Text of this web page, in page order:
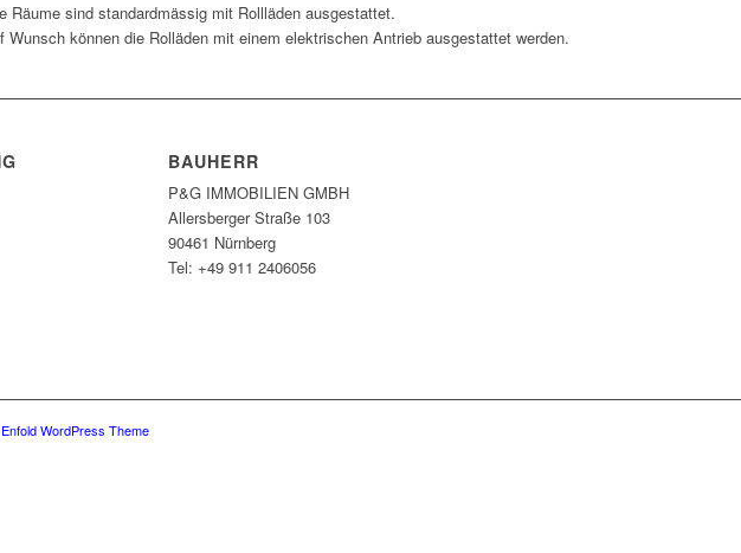
Räume sind standardmässig mit Rollläden ausgestattet.
Wunsch können die Rolläden mit einem elektrischen Antrieb ausgestattet werden.
BAUHERR
P&G IMMOBILIEN GMBH
Allersberger Straße 103
90461 Nürnberg
Tel: +49 911 2406056
WordPress Theme